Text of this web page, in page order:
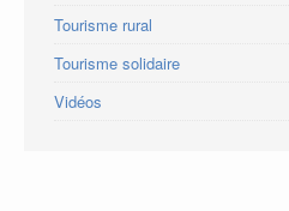
Tourisme rural
Tourisme solidaire
Vidéos